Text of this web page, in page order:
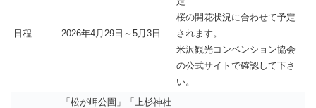
日程 2026年4月29日～5月3日
桜の開花状況に合わせて予定
されます。
米沢観光コンベンション協会
の公式サイトで確認して下さ
い。
「松が岬公園」「上杉神社